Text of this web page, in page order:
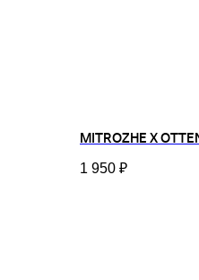
MITROZHE Х
1 950 ₽